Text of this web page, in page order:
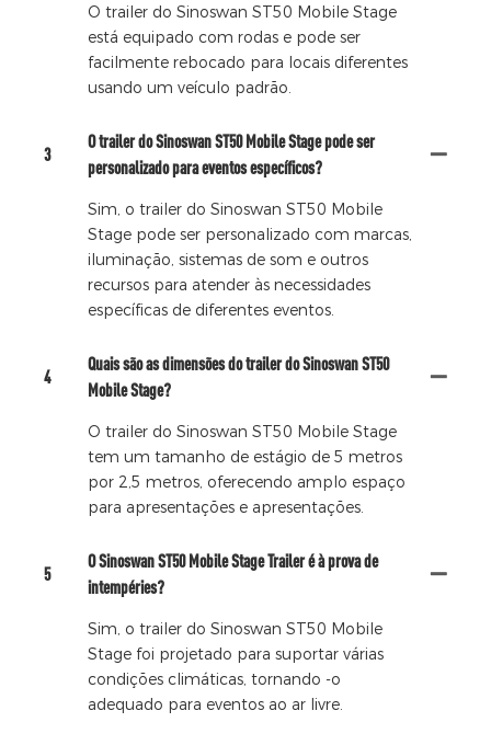
O trailer do Sinoswan ST50 Mobile Stage
está equipado com rodas e pode ser
facilmente rebocado para locais diferentes
usando um veículo padrão.
3
O trailer do Sinoswan ST50 Mobile Stage pode ser
personalizado para eventos específicos?
Sim, o trailer do Sinoswan ST50 Mobile
Stage pode ser personalizado com marcas,
iluminação, sistemas de som e outros
recursos para atender às necessidades
específicas de diferentes eventos.
4
Quais são as dimensões do trailer do Sinoswan ST50
Mobile Stage?
O trailer do Sinoswan ST50 Mobile Stage
tem um tamanho de estágio de 5 metros
por 2,5 metros, oferecendo amplo espaço
para apresentações e apresentações.
5
O Sinoswan ST50 Mobile Stage Trailer é à prova de
intempéries?
Sim, o trailer do Sinoswan ST50 Mobile
Stage foi projetado para suportar várias
condições climáticas, tornando -o
adequado para eventos ao ar livre.